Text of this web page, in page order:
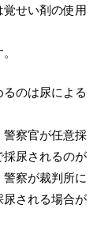
せい剤の使用
のは尿による
察官が任意採
尿されるのが
察が裁判所に
される場合が